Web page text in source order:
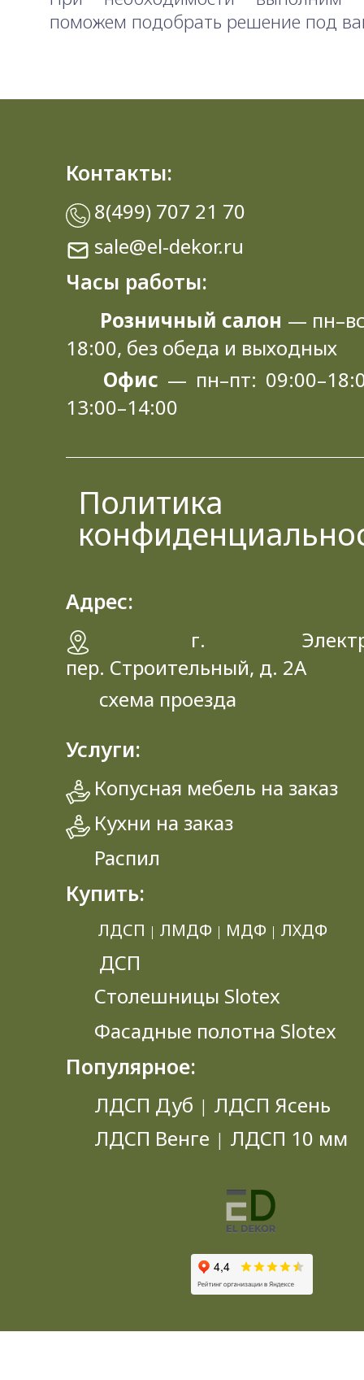
поможем подобрать решение под
Контакты:
8(499) 707 21 70
sale@el-dekor.ru
Часы работы:
Розничный салон —
18:00, без обеда и выходных
Офис — пн–пт:
13:00–14:00
Политика
Адрес:
г.
пер. Строительный, д. 2A
схема проезда
Услуги:
Копусная мебель на заказ
Кухни на заказ
Распил
Купить:
ЛДСП | ЛМДФ | МДФ | ЛХДФ
ДСП
Столешницы Slotex
Фасадные полотна Slotex
Популярное:
ЛДСП Дуб | ЛДСП Ясень
ЛДСП Венге | ЛДСП 10 мм